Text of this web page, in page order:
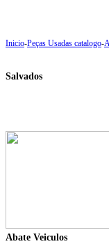
Inicio-Peças Usadas catalogo-
Salvados
Abate Veiculos